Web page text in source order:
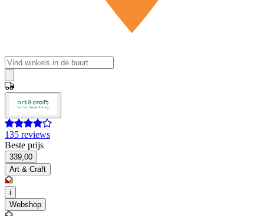
135 reviews
Beste prijs
339,00
Art & Craft
i
Webshop